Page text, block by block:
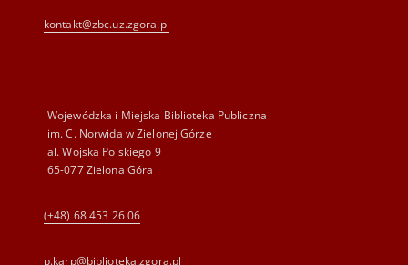
kontakt@zbc.uz.zgora.pl
Wojewódzka i Miejska Biblioteka Publiczna
im. C. Norwida w Zielonej Górze
al. Wojska Polskiego 9
65-077 Zielona Góra
(+48) 68 453 26 06
p.karp@biblioteka.zgora.pl